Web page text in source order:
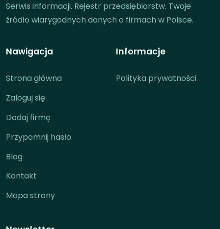
Serwis informacji. Rejestr przedsiębiorstw. Twoje
źródło wiarygodnych danych o firmach w Polsce.
Nawigacja
Strona główna
Zaloguj się
Dodaj firmę
Przypomnij hasło
Blog
Kontakt
Mapa strony
Informacje
Polityka prywatności